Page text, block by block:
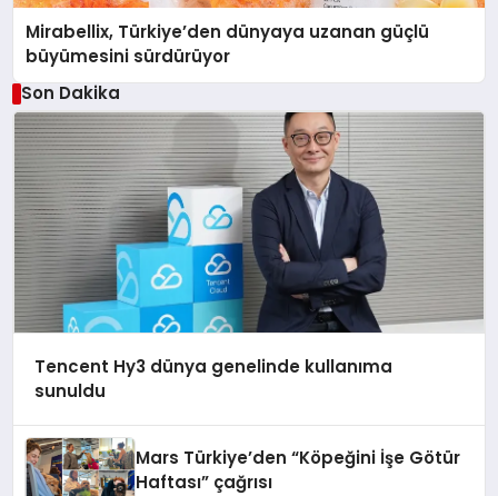
Mirabellix, Türkiye’den dünyaya uzanan güçlü
büyümesini sürdürüyor
Son Dakika
Tencent Hy3 dünya genelinde kullanıma
sunuldu
Mars Türkiye’den “Köpeğini İşe Götür
Haftası” çağrısı